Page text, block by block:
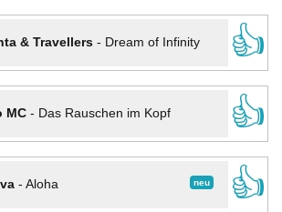
& Travellers- Dream of Infinity
👍
MC- Das Rauschen im Kopf
👍
neu
- Aloha
👍